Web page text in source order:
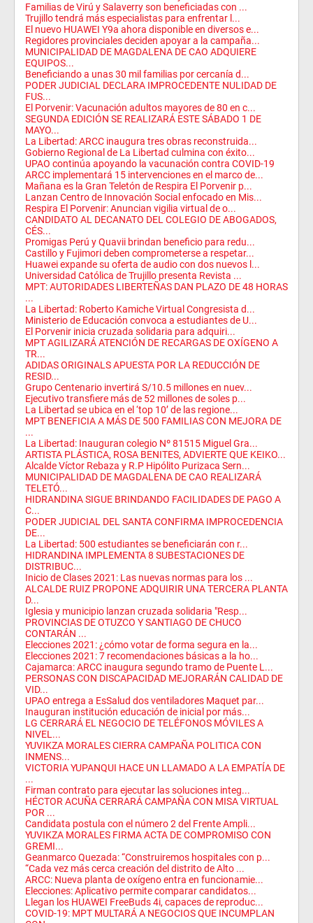
Familias de Virú y Salaverry son beneficiadas con ...
Trujillo tendrá más especialistas para enfrentar l...
El nuevo HUAWEI Y9a ahora disponible en diversos e...
Regidores provinciales deciden apoyar a la campaña...
MUNICIPALIDAD DE MAGDALENA DE CAO ADQUIERE
EQUIPOS...
Beneficiando a unas 30 mil familias por cercanía d...
PODER JUDICIAL DECLARA IMPROCEDENTE NULIDAD DE
FUS...
El Porvenir: Vacunación adultos mayores de 80 en c...
SEGUNDA EDICIÓN SE REALIZARÁ ESTE SÁBADO 1 DE
MAYO...
La Libertad: ARCC inaugura tres obras reconstruida...
Gobierno Regional de La Libertad culmina con éxito...
UPAO continúa apoyando la vacunación contra COVID-19
ARCC implementará 15 intervenciones en el marco de...
Mañana es la Gran Teletón de Respira El Porvenir p...
Lanzan Centro de Innovación Social enfocado en Mis...
Respira El Porvenir: Anuncian vigilia virtual de o...
CANDIDATO AL DECANATO DEL COLEGIO DE ABOGADOS,
CÉS...
Promigas Perú y Quavii brindan beneficio para redu...
Castillo y Fujimori deben comprometerse a respetar...
Huawei expande su oferta de audio con dos nuevos l...
Universidad Católica de Trujillo presenta Revista ...
MPT: AUTORIDADES LIBERTEÑAS DAN PLAZO DE 48 HORAS
...
La Libertad: Roberto Kamiche Virtual Congresista d...
Ministerio de Educación convoca a estudiantes de U...
El Porvenir inicia cruzada solidaria para adquiri...
MPT AGILIZARÁ ATENCIÓN DE RECARGAS DE OXÍGENO A
TR...
ADIDAS ORIGINALS APUESTA POR LA REDUCCIÓN DE
RESID...
Grupo Centenario invertirá S/10.5 millones en nuev...
Ejecutivo transfiere más de 52 millones de soles p...
La Libertad se ubica en el ‘top 10’ de las regione...
MPT BENEFICIA A MÁS DE 500 FAMILIAS CON MEJORA DE
...
La Libertad: Inauguran colegio Nº 81515 Miguel Gra...
ARTISTA PLÁSTICA, ROSA BENITES, ADVIERTE QUE KEIKO...
Alcalde Víctor Rebaza y R.P Hipólito Purizaca Sern...
MUNICIPALIDAD DE MAGDALENA DE CAO REALIZARÁ
TELETÓ...
HIDRANDINA SIGUE BRINDANDO FACILIDADES DE PAGO A
C...
PODER JUDICIAL DEL SANTA CONFIRMA IMPROCEDENCIA
DE...
La Libertad: 500 estudiantes se beneficiarán con r...
HIDRANDINA IMPLEMENTA 8 SUBESTACIONES DE
DISTRIBUC...
Inicio de Clases 2021: Las nuevas normas para los ...
ALCALDE RUIZ PROPONE ADQUIRIR UNA TERCERA PLANTA
D...
Iglesia y municipio lanzan cruzada solidaria "Resp...
PROVINCIAS DE OTUZCO Y SANTIAGO DE CHUCO
CONTARÁN ...
Elecciones 2021: ¿cómo votar de forma segura en la...
Elecciones 2021: 7 recomendaciones básicas a la ho...
Cajamarca: ARCC inaugura segundo tramo de Puente L...
PERSONAS CON DISCAPACIDAD MEJORARÁN CALIDAD DE
VID...
UPAO entrega a EsSalud dos ventiladores Maquet par...
Inauguran institución educación de inicial por más...
LG CERRARÁ EL NEGOCIO DE TELÉFONOS MÓVILES A
NIVEL...
YUVIKZA MORALES CIERRA CAMPAÑA POLITICA CON
INMENS...
VICTORIA YUPANQUI HACE UN LLAMADO A LA EMPATÍA DE
...
Firman contrato para ejecutar las soluciones integ...
HÉCTOR ACUÑA CERRARÁ CAMPAÑA CON MISA VIRTUAL
POR ...
Candidata postula con el número 2 del Frente Ampli...
YUVIKZA MORALES FIRMA ACTA DE COMPROMISO CON
GREMI...
Geanmarco Quezada: “Construiremos hospitales con p...
“Cada vez más cerca creación del distrito de Alto ...
ARCC: Nueva planta de oxígeno entra en funcionamie...
Elecciones: Aplicativo permite comparar candidatos...
Llegan los HUAWEI FreeBuds 4i, capaces de reproduc...
COVID-19: MPT MULTARÁ A NEGOCIOS QUE INCUMPLAN